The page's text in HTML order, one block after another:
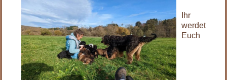
Ihr
werdet
Euch